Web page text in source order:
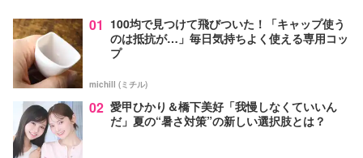
01 100均で見つけて飛びついた！「キャップ使う
のは抵抗が…」毎日気持ちよく使える専用コッ
プ
michill (ミチル)
02 愛甲ひかり＆橋下美好「我慢しなくていいん
だ」夏の“暑さ対策”の新しい選択肢とは？